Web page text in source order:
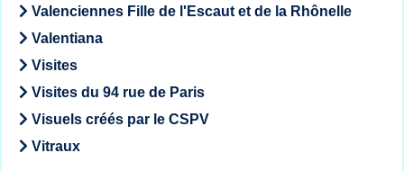
Valenciennes Fille de l'Escaut et de la Rhônelle
Valentiana
Visites
Visites du 94 rue de Paris
Visuels créés par le CSPV
Vitraux